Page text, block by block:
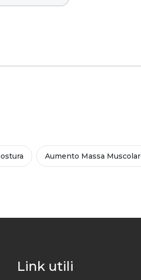
Aumento Massa
Link utili